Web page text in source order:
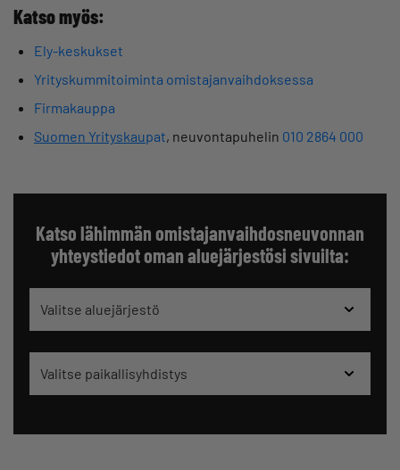
Katso myös:
Ely-keskukset
Yrityskummitoiminta omistajanvaihdoksessa
Firmakauppa
Suomen Yrityskaupat, neuvontapuhelin 010 2864 000
Katso lähimmän omistajanvaihdosneuvonnan
yhteystiedot oman aluejärjestösi sivuilta:
Valitse aluejärjestö
Valitse paikallisyhdistys